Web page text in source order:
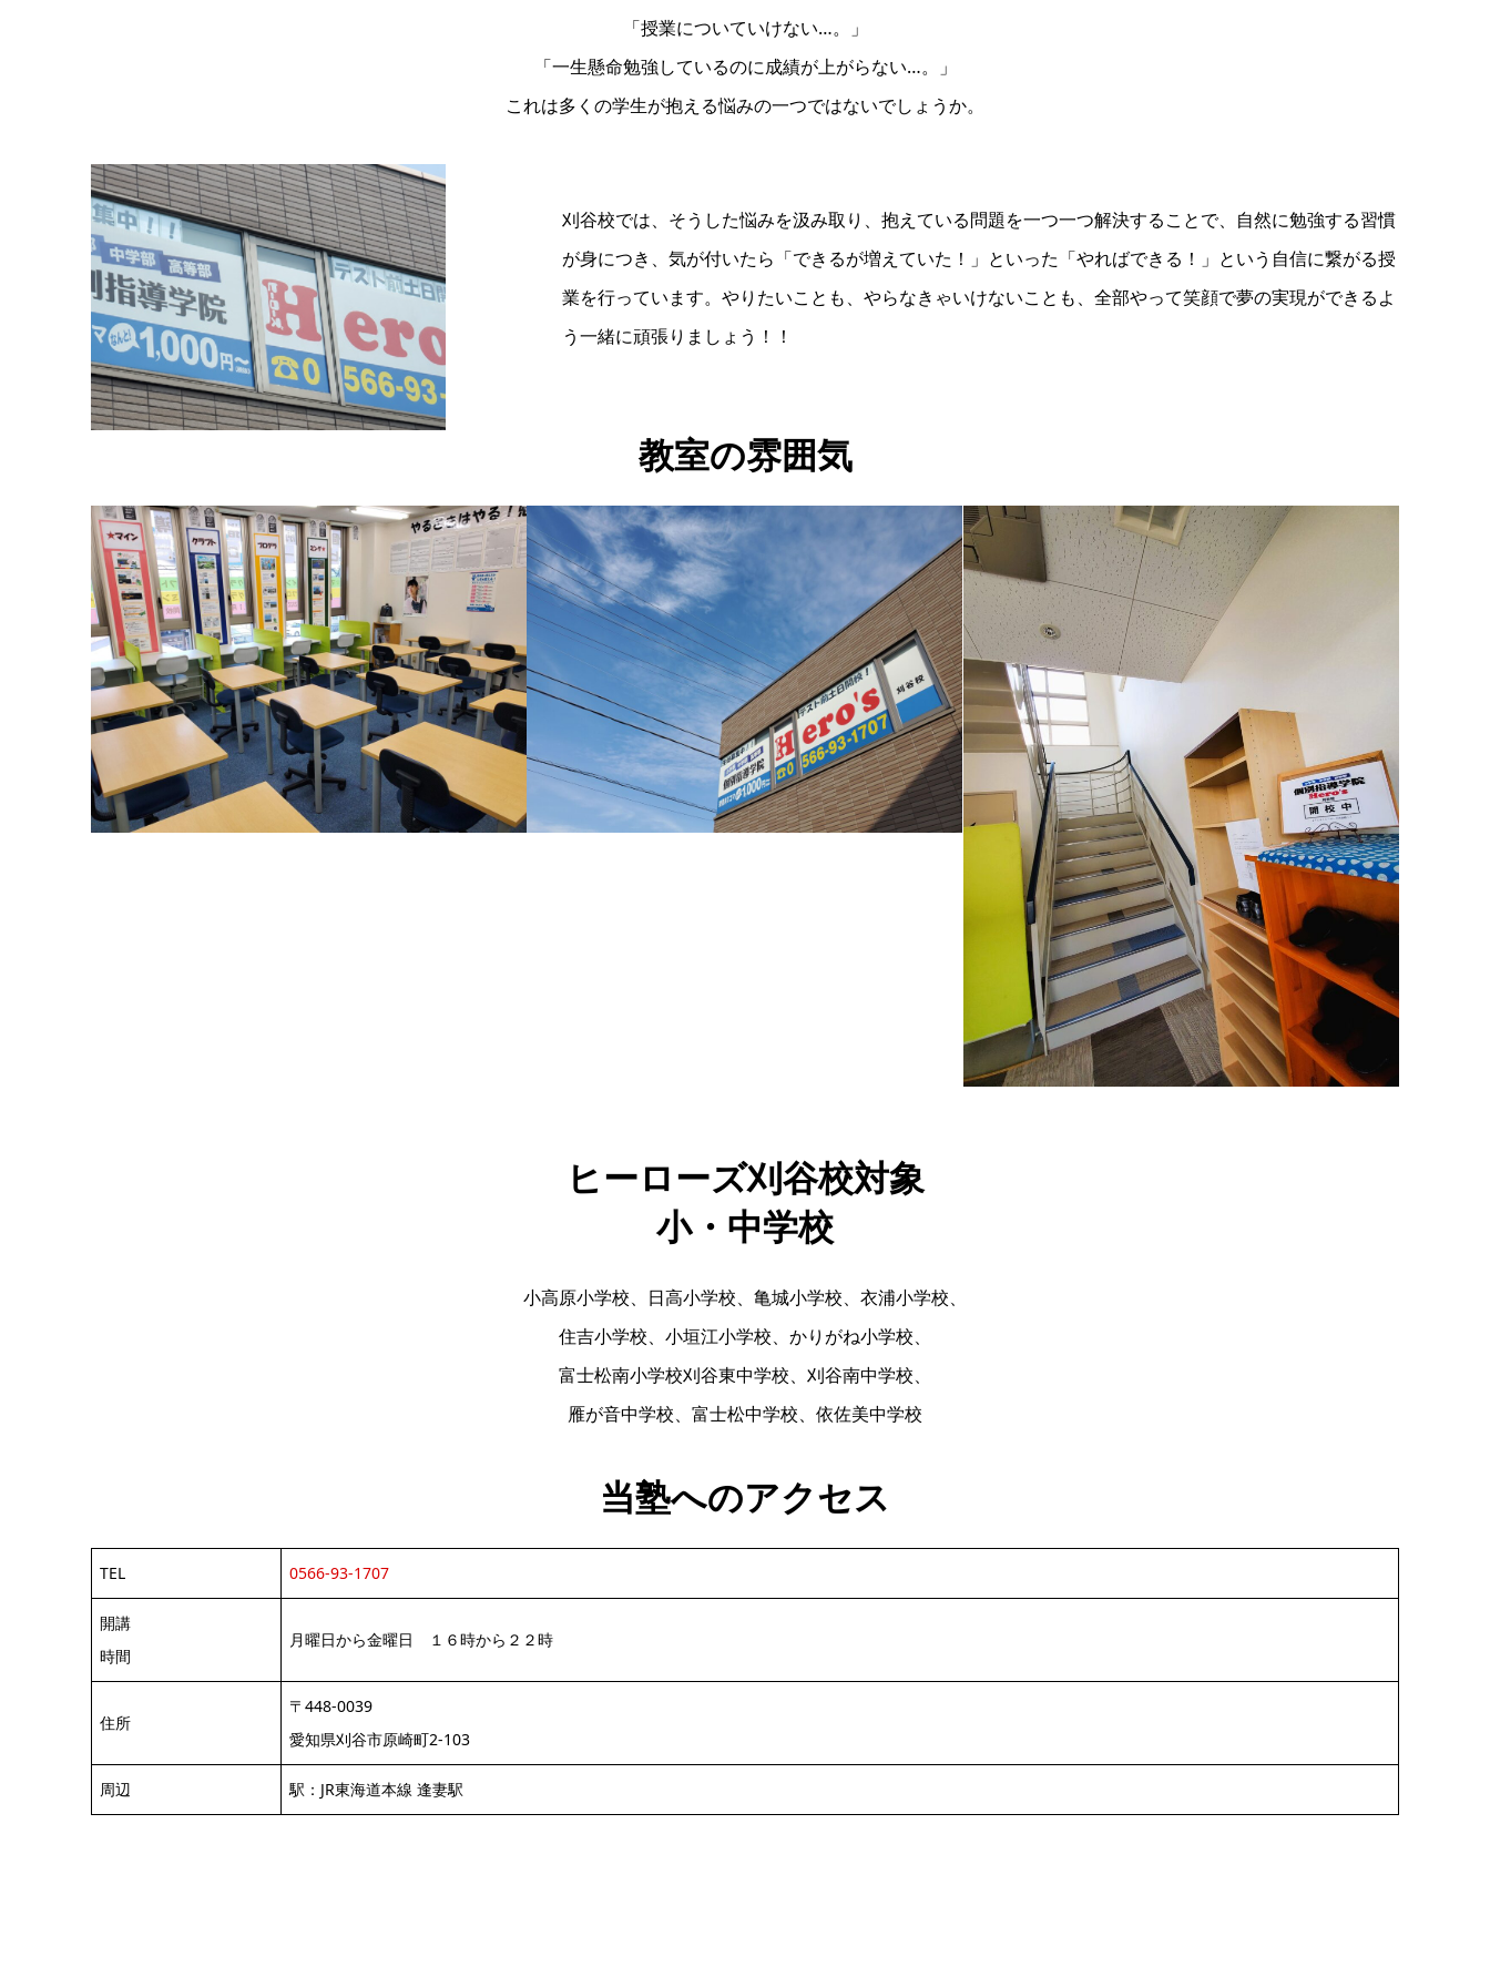
「授業についていけない…。」
「一生懸命勉強しているのに成績が上がらない…。」
これは多くの学生が抱える悩みの一つではないでしょうか。
刈谷校では、そうした悩みを汲み取り、抱えている問題を一つ一つ解決することで、自然に勉強する習慣
が身につき、気が付いたら「できるが増えていた！」といった「やればできる！」という自信に繋がる授
業を行っています。やりたいことも、やらなきゃいけないことも、全部やって笑顔で夢の実現ができるよ
う一緒に頑張りましょう！！
教室の雰囲気
ヒーローズ刈谷校対象
小・中学校
小高原小学校、日高小学校、亀城小学校、衣浦小学校、
住吉小学校、小垣江小学校、かりがね小学校、
富士松南小学校刈谷東中学校、刈谷南中学校、
雁が音中学校、富士松中学校、依佐美中学校
当塾へのアクセス
TEL 0566-93-1707
開講
時間
月曜日から金曜日 １６時から２２時
住所
〒448-0039
愛知県刈谷市原崎町2-103
周辺 駅：JR東海道本線 逢妻駅